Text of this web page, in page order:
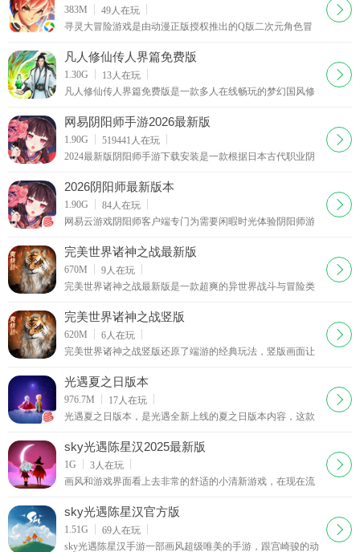
383M 49 人在玩
寻灵大冒险游戏是由动漫正版授权推出的Q版二次元角色冒
等你参与，公平竞技，实时搭配角色队伍，收集萌宠类
下载
凡人修仙传人界篇免费版
1.30G 13 人在玩
凡人修仙传人界篇免费版是一款多人在线畅玩的梦幻国风修
量，丰富的游戏玩法，在凡人修仙传人界篇免费版中，
下载
网易阴阳师手游2026最新版
1.90G 519441 人在玩
2024最新版阴阳师手游下载安装是一款根据日本古代职业阴
风极美的角色扮演类手游，在游戏中，玩家既可以了解阴阳
师的历史
下载
2026阴阳师最新版本
1.90G 84 人在玩
网易云游戏阴阳师客户端专门为需要闲暇时光体验阴阳师游
在担心自己的配置也不用下载游戏，给你带来最棒的
下载
完美世界诸神之战最新版
670M 9 人在玩
完美世界诸神之战最新版是一款超爽的异世界战斗与冒险类
成超爽的作战和对决，充分的享受这款游戏中环环相
下载
完美世界诸神之战竖版
620M 6 人在玩
完美世界诸神之战竖版还原了端游的经典玩法，竖版画面让
正做到海陆空自由探索，让完美大陆的每一帧都成为玩
下载
光遇夏之日版本
976.7M 17 人在玩
光遇夏之日版本，是光遇全新上线的夏之日版本内容，这款
来自世界各地的人们相遇，更多全新元素以及内容玩
下载
sky光遇陈星汉2025最新版
1G 3 人在玩
画风和游戏界面看上去非常的舒适的小清新游戏，在现在流
静静的人玩，这是网易出品的又一游戏，如果喜欢玩sky光遇
陈星汉破解版的就来西西下载吧。故事背景开发理念：当人
们厌倦了一味的对抗，一味的杀
下载
sky光遇陈星汉官方版
1.51G 69 人在玩
sky光遇陈星汉手游一部画风超级唯美的手游，跟宫崎骏的动
下载